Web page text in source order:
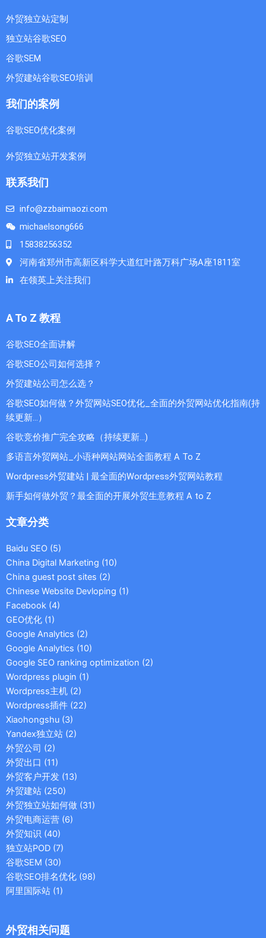
外贸独立站定制
独立站谷歌SEO
谷歌SEM
外贸建站谷歌SEO培训
我们的案例
谷歌SEO优化案例
外贸独立站开发案例
联系我们
info@zzbaimaozi.com
michaelsong666
15838256352
河南省郑州市高新区科学大道红叶路万科广场A座1811室
在领英上关注我们
A To Z 教程
谷歌SEO全面讲解
谷歌SEO公司如何选择？
外贸建站公司怎么选？
谷歌SEO如何做？外贸网站SEO优化_全面的外贸网站优化指南(持
续更新...）
谷歌竞价推广完全攻略（持续更新…)
多语言外贸网站_小语种网站网站全面教程 A To Z
Wordpress外贸建站 | 最全面的Wordpress外贸网站教程
新手如何做外贸？最全面的开展外贸生意教程 A to Z
文章分类
Baidu SEO (5)
China Digital Marketing (10)
China guest post sites (2)
Chinese Website Devloping (1)
Facebook (4)
GEO优化 (1)
Google Analytics (2)
Google Analytics (10)
Google SEO ranking optimization (2)
Wordpress plugin (1)
Wordpress主机 (2)
Wordpress插件 (22)
Xiaohongshu (3)
Yandex独立站 (2)
外贸公司 (2)
外贸出口 (11)
外贸客户开发 (13)
外贸建站 (250)
外贸独立站如何做 (31)
外贸电商运营 (6)
外贸知识 (40)
独立站POD (7)
谷歌SEM (30)
谷歌SEO排名优化 (98)
阿里国际站 (1)
外贸相关问题